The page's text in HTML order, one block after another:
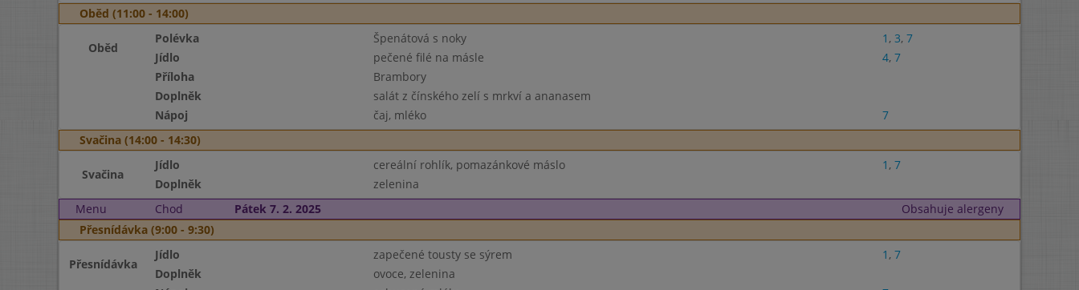
Oběd (11:00 - 14:00)
Oběd
Polévka Špenátová s noky 1 , 3, 7
Jídlo
pečené filé na másle 4, 7
Příloha
Brambory
Doplněk
salát z čínského zelí s mrkví a ananasem
Nápoj
čaj, mléko
7
Svačina (14:00 - 14:30)
Svačina
Jídlo cereální rohlík, pomazánkové máslo 1 , 7
Doplněk
zelenina
Menu
Chod Pátek 7. 2. 2025
Obsahuje alergeny
Přesnídávka (9:00 - 9:30)
Přesnídávka
Jídlo zapečené tousty se sýrem 1 , 7
Doplněk
ovoce, zelenina